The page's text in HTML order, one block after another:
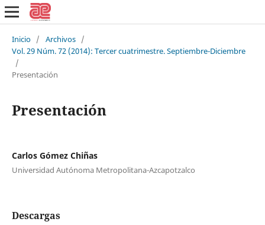
Inicio / Archivos /
Vol. 29 Núm. 72 (2014): Tercer cuatrimestre. Septiembre-Diciembre
/
Presentación
Presentación
Carlos Gómez Chiñas
Universidad Autónoma Metropolitana-Azcapotzalco
Descargas